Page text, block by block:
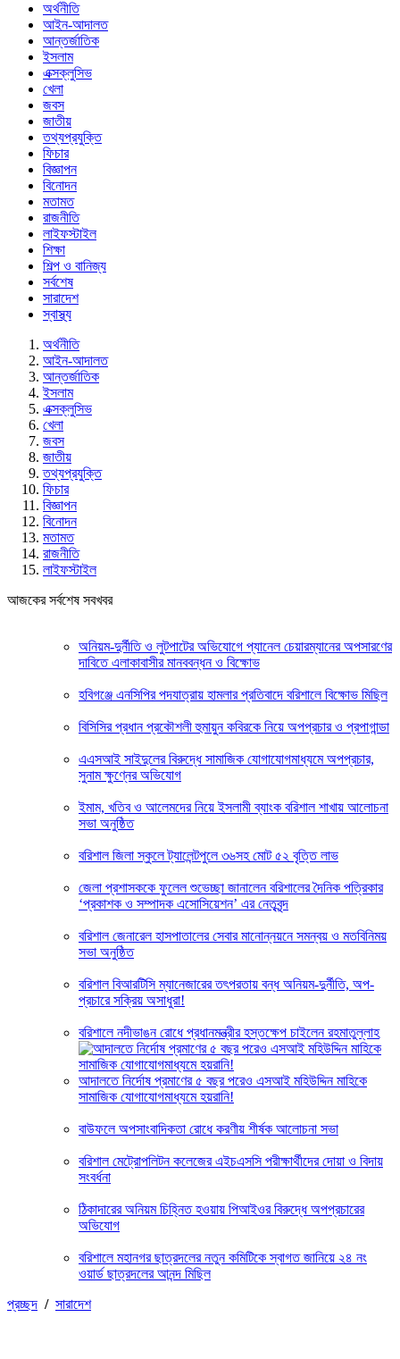
অর্থনীতি
আইন-আদালত
আন্তর্জাতিক
ইসলাম
এক্সক্লুসিভ
খেলা
জবস
জাতীয়
তথ্যপ্রযুক্তি
ফিচার
বিজ্ঞাপন
বিনোদন
মতামত
রাজনীতি
লাইফস্টাইল
শিক্ষা
শিল্প ও বানিজ্য
সর্বশেষ
সারাদেশ
স্বাস্থ্য
অর্থনীতি
আইন-আদালত
আন্তর্জাতিক
ইসলাম
এক্সক্লুসিভ
খেলা
জবস
জাতীয়
তথ্যপ্রযুক্তি
ফিচার
বিজ্ঞাপন
বিনোদন
মতামত
রাজনীতি
লাইফস্টাইল
আজকের সর্বশেষ সবখবর
অনিয়ম-দুর্নীতি ও লুটপাটের অভিযোগে প্যানেল চেয়ারম্যানের অপসারণের
দাবিতে এলাকাবাসীর মানববন্ধন ও বিক্ষোভ
হবিগঞ্জে এনসিপির পদযাত্রায় হামলার প্রতিবাদে বরিশালে বিক্ষোভ মিছিল
বিসিসির প্রধান প্রকৌশলী হুমায়ুন কবিরকে নিয়ে অপপ্রচার ও প্রপাগান্ডা
এএসআই সাইদুলের বিরুদ্ধে সামাজিক যোগাযোগমাধ্যমে অপপ্রচার,
সুনাম ক্ষুণ্নের অভিযোগ
ইমাম, খতিব ও আলেমদের নিয়ে ইসলামী ব্যাংক বরিশাল শাখায় আলোচনা
সভা অনুষ্ঠিত
বরিশাল জিলা স্কুলে ট্যালেন্টপুলে ৩৬সহ মোট ৫২ বৃত্তি লাভ
জেলা প্রশাসককে ফুলেল শুভেচ্ছা জানালেন বরিশালের দৈনিক পত্রিকার
‘প্রকাশক ও সম্পাদক এসোসিয়েশন’ এর নেতৃবৃন্দ
বরিশাল জেনারেল হাসপাতালের সেবার মানোন্নয়নে সমন্বয় ও মতবিনিময়
সভা অনুষ্ঠিত
বরিশাল বিআরটিসি ম্যানেজারের তৎপরতায় বন্ধ অনিয়ম-দুর্নীতি, অপ-
প্রচারে সক্রিয় অসাধুরা!
বরিশালে নদীভাঙন রোধে প্রধানমন্ত্রীর হস্তক্ষেপ চাইলেন রহমাতুল্লাহ
আদালতে নির্দোষ প্রমাণের ৫ বছর পরেও এসআই মহিউদ্দিন মাহিকে
সামাজিক যোগাযোগমাধ্যমে হয়রানি!
বাউফলে অপসাংবাদিকতা রোধে করণীয় শীর্ষক আলোচনা সভা
বরিশাল মেট্রোপলিটন কলেজের এইচএসসি পরীক্ষার্থীদের দোয়া ও বিদায়
সংবর্ধনা
ঠিকাদারের অনিয়ম চিহ্নিত হওয়ায় পিআইওর বিরুদ্ধে অপপ্রচারের
অভিযোগ
বরিশালে মহানগর ছাত্রদলের নতুন কমিটিকে স্বাগত জানিয়ে ২৪ নং
ওয়ার্ড ছাত্রদলের আনন্দ মিছিল
প্রচ্ছদ / সারাদেশ